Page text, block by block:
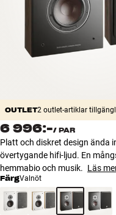
Tillbehör
INSPIRATION
ERBJUDANDEN
Hitta Butik
Kundtjänst
Logga in
Kundtjänst
OUTLET2 outlet-artiklar
6 996:-/ PAR
Platt och diskret design ända
övertygande hifi-ljud. En
hemmabio och musik. Läs
FärgValnöt